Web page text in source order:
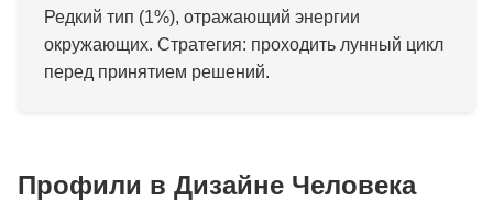
Редкий тип (1%), отражающий энергии
окружающих. Стратегия: проходить лунный цикл
перед принятием решений.
Профили в Дизайне Человека